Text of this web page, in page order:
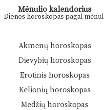
Mėnulio kalendorius
Dienos horoskopas pagal
Akmenų horoskopas
Dievybių horoskopas
Erotinis horoskopas
Kelionių horoskopas
Medžių horoskopas